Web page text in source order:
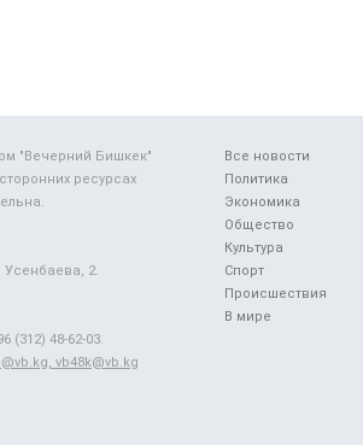
Все новости
Политика
Экономика
Общество
Культура
Спорт
Происшествия
В мире
"Вечерний Бишкек"
ресурсах
Усенбаева, 2.
(312) 48-62-03.
vb48k@vb.kg